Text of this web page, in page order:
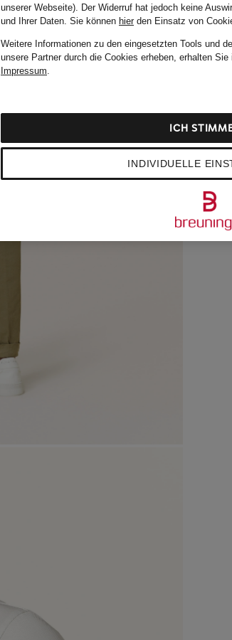
unserer Webseite). Der Widerruf hat jedoch keine
und Ihrer Daten. Sie können hierden Einsatz von
Weitere Informationen zu den eingesetzten Tools und
unsere Partner durch die Cookies erheben, erhalten Sie
Impressum.
INDIVIDUELLE
ICH